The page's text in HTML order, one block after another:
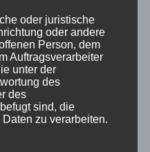
vom Europäischen
eingeräumte Recht,
eine
ob sie betreffende
werden. Möchte
Bestätigungsrecht in
oder juristische
oder andere
Person, dem
Auftragsverarbeiter
unter der
des
des
sind, die
zu verarbeiten.